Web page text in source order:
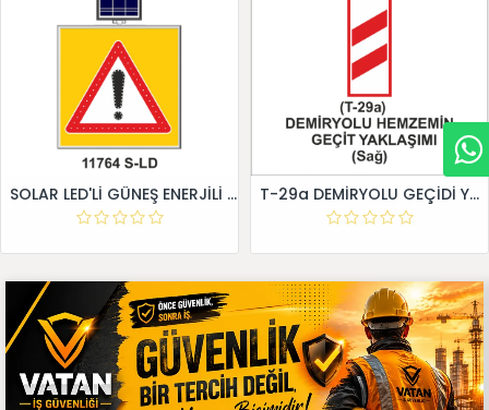
SOLAR LED'Lİ GÜNEŞ ENERJİLİ LEVHA T-29a DEMİRYOLU GEÇİDİ YAKLAŞIM LEVHALARI (Sağ)